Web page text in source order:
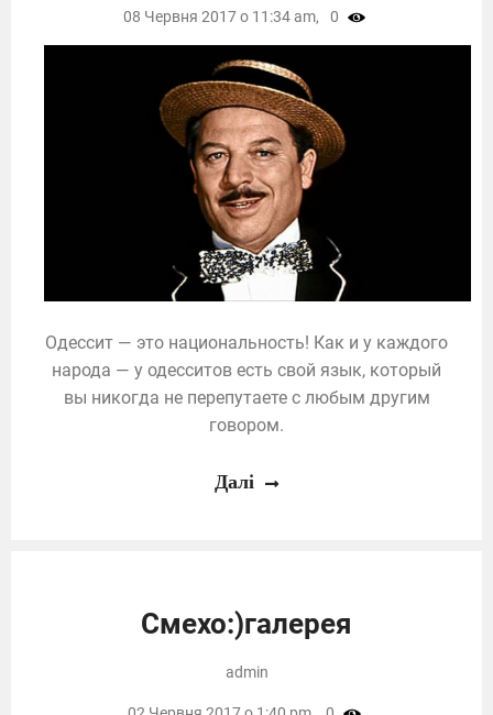
Одессит — это национальность! Как и у каждого
народа — у одесситов есть свой язык, который
вы никогда не перепутаете с любым другим
говором.
08 Червня 2017 о 11:34 am, 0
Далі
Смехо:)галерея
admin